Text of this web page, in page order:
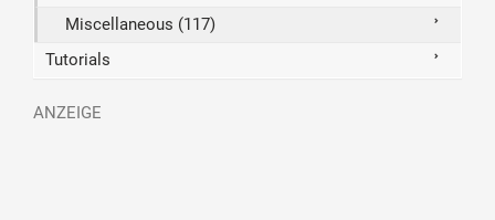
Miscellaneous (117)
Tutorials